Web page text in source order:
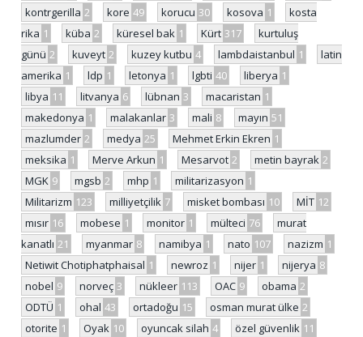
kontrgerilla 2 kore 49 korucu 30 kosova 1
kosta
rika 1 küba 2 küresel bak 1 Kürt 317
kurtuluş
günü 2 kuveyt 2 kuzey kutbu 4 lambdaistanbul 1
latin
amerika 1 ldp 1 letonya 1 lgbti 40 liberya 1
libya 11 litvanya 6 lübnan 3 macaristan 1
makedonya 1 malakanlar 3 mali 8 mayın 51
mazlumder 2 medya 25 Mehmet Erkin Ekren 1
meksika 1 Merve Arkun 1 Mesarvot 2 metin bayrak 2
MGK 9 mgsb 2 mhp 1 militarizasyon 1
Militarizm 123 milliyetçilik 7 misket bombası 10 MİT 12
mısır 16 mobese 1 monitor 1 mülteci 76
murat
kanatlı 21 myanmar 8 namibya 1 nato 107 nazizm 1
Netiwit Chotiphatphaisal 1 newroz 1 nijer 1 nijerya 8
nobel 9 norveç 3 nükleer 113 OAC 9 obama 2
ODTÜ 1 ohal 43 ortadoğu 15 osman murat ülke 2
otorite 1 Oyak 10 oyuncak silah 4 özel güvenlik 11